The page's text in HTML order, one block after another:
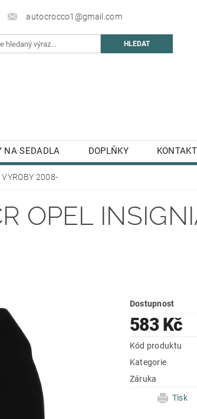
autocrocco1@gmail.com
NA SEDADLA DOPLŇKY
2008-
OPEL
Dostupnost
583 Kč
Kód produktu
Kategorie
Záruka
Tisk